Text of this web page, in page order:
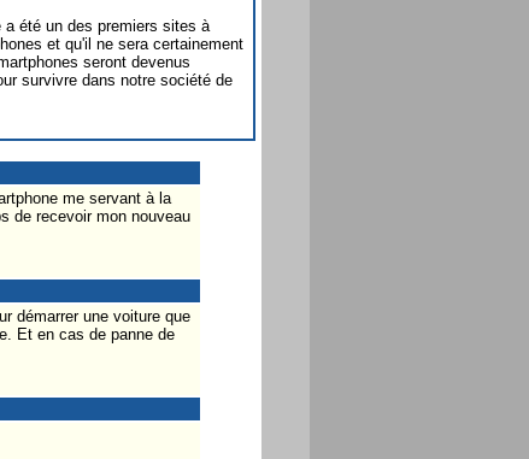
a été un des premiers sites à
et qu'il ne sera certainement
seront devenus
survivre dans notre société de
me servant à la
de recevoir mon nouveau
démarrer une voiture que
Et en cas de panne de